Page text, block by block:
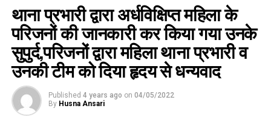
थाना प्रभारी द्वारा अर्धविक्षिप्त महिला के
परिजनों की जानकारी कर किया गया उनके
सुपुर्द,परिजनों द्वारा महिला थाना प्रभारी व
उनकी टीम को दिया हृदय से धन्यवाद
Published 4 years ago on 04/05/2022
By Husna Ansari